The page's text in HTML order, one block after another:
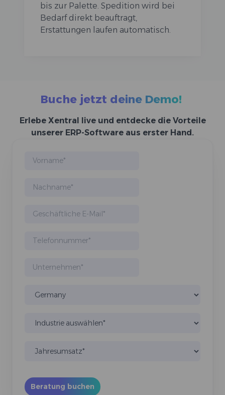
bis zur Palette. Spedition wird bei
Bedarf direkt beauftragt,
Erstattungen laufen automatisch.
Buche jetzt deine Demo!
Erlebe Xentral live und entdecke die Vorteile
unserer ERP-Software aus erster Hand.